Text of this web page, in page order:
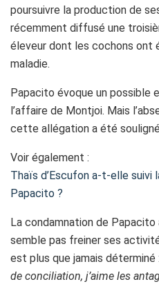
poursuivre la production de
récemment diffusé une
éleveur dont les cochons ont
maladie.
Papacito évoque un possible
l’affaire de Montjoi. Mais
cette allégation a été
Voir également :
Thaïs d’Escufon a-t-elle suivi
Papacito ?
La condamnation de Papacito
semble pas freiner ses
est plus que jamais déterminé :
de conciliation, j’aime les